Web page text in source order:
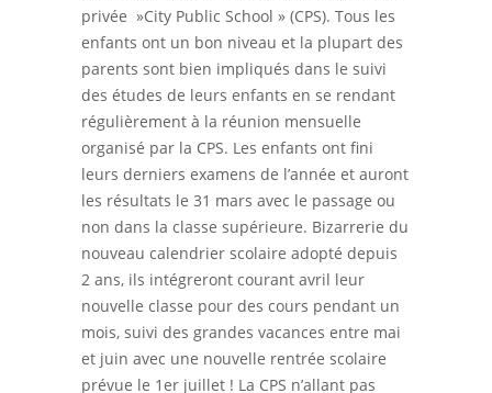
privée »City Public School » (CPS). Tous les
enfants ont un bon niveau et la plupart des
parents sont bien impliqués dans le suivi
des études de leurs enfants en se rendant
régulièrement à la réunion mensuelle
organisé par la CPS. Les enfants ont fini
leurs derniers examens de l’année et auront
les résultats le 31 mars avec le passage ou
non dans la classe supérieure. Bizarrerie du
nouveau calendrier scolaire adopté depuis
2 ans, ils intégreront courant avril leur
nouvelle classe pour des cours pendant un
mois, suivi des grandes vacances entre mai
et juin avec une nouvelle rentrée scolaire
prévue le 1er juillet ! La CPS n’allant pas